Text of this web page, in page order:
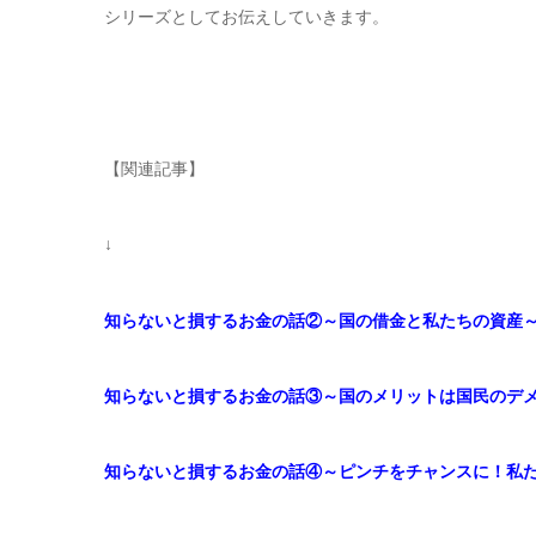
シリーズとしてお伝えしていきます。
【関連記事】
↓
知らないと損するお金の話②～国の借金と私たちの資産～
知らないと損するお金の話③～国のメリットは国民のデ
知らないと損するお金の話④～ピンチをチャンスに！私